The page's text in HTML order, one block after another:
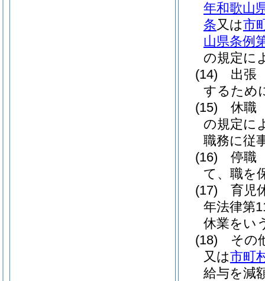
年和歌山
条又は市
山県条例
の規定に
(14)
出張
するため
(15)
休職
の規定に
職務に従
(16)
停職
て、職を
(17)
育児
年法律第
休業をい
(18)
そ
又は市町
給与を減